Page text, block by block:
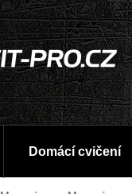
Domácí cvičení